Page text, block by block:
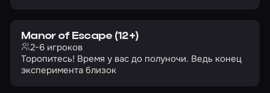
Manor of Escape (12+)
2-6 игроков
Торопитесь! Время у вас до полуночи. Ведь конец
эксперимента близок